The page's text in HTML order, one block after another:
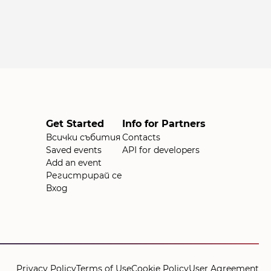
Get Started
Всички събития
Saved events
Add an event
Регистрирай се
Вход
Info for Partners
Contacts
API for developers
Privacy PolicyTerms of UseCookie PolicyUser Agreement